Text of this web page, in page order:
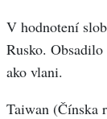
V hodnotení
Rusko.
ako vlani.
Taiwan (Čínska